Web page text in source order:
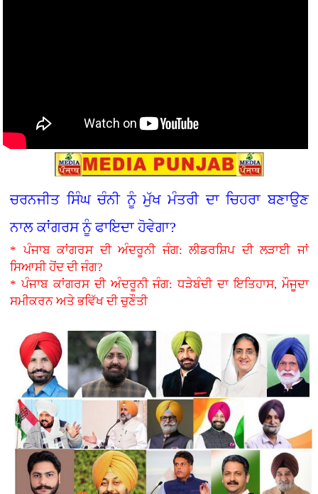
ਚਰਨਜੀਤ ਸਿੰਘ ਚੰਨੀ ਨੂੰ ਮੁੱਖ ਮੰਤਰੀ ਦਾ ਚਿਹਰਾ ਬਣਾਉਣ
ਨਾਲ ਕਾਂਗਰਸ ਨੂੰ ਫਾਇਦਾ ਹੋਵੇਗਾ?
* ਪੰਜਾਬ ਕਾਂਗਰਸ ਦੀ ਅੰਦਰੂਨੀ ਜੰਗ: ਲੀਡਰਸ਼ਿਪ ਦੀ ਲੜਾਈ ਜਾਂ
ਸਿਆਸੀ ਹੋਂਦ ਦੀ ਜੰਗ?
* ਪੰਜਾਬ ਕਾਂਗਰਸ ਦੀ ਅੰਦਰੂਨੀ ਜੰਗ: ਧੜੇਬੰਦੀ ਦਾ ਇਤਿਹਾਸ, ਮੌਜੂਦਾ
ਸਮੀਕਰਨ ਅਤੇ ਭਵਿੱਖ ਦੀ ਚੁਣੌਤੀ